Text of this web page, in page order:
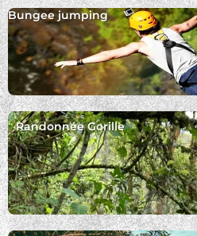
Bungee jumping
Randonnée Gorille